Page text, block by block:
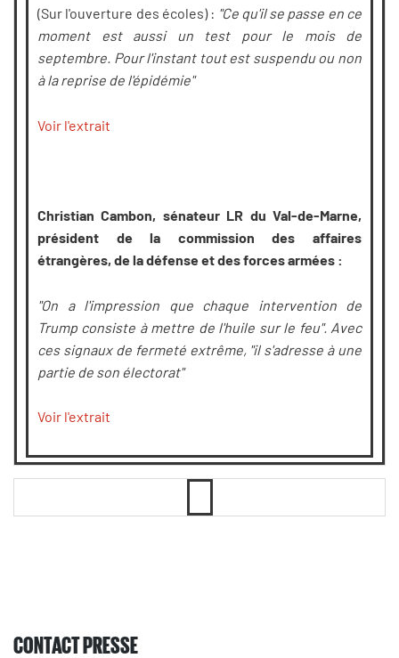
(Sur l'ouverture des écoles) : "Ce qu'il se passe en ce
moment est aussi un test pour le mois de
septembre. Pour l'instant tout est suspendu ou non
à la reprise de l'épidémie"
Voir l'extrait
Christian Cambon, sénateur LR du Val-de-Marne,
président de la commission des affaires
étrangères, de la défense et des forces armées :
"On a l'impression que chaque intervention de
Trump consiste à mettre de l'huile sur le feu". Avec
ces signaux de fermeté extrême, "il s'adresse à une
partie de son électorat"
Voir l'extrait
CONTACT PRESSE